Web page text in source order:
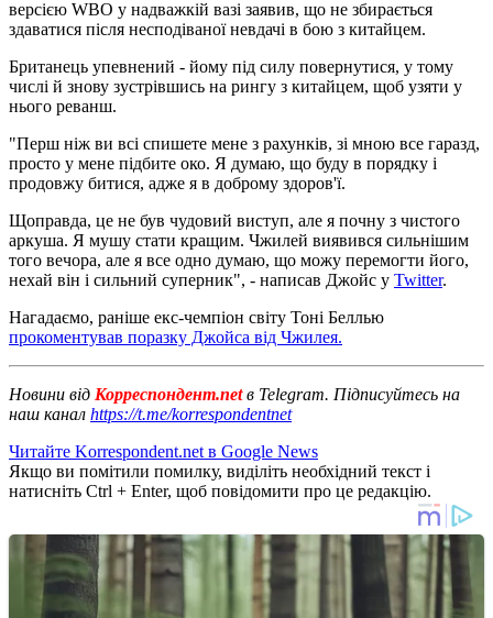
версією WBO у надважкій вазі заявив, що не збирається
здаватися після несподіваної невдачі в бою з китайцем.
Британець упевнений - йому під силу повернутися, у тому
числі й знову зустрівшись на рингу з китайцем, щоб узяти у
нього реванш.
"Перш ніж ви всі спишете мене з рахунків, зі мною все гаразд,
просто у мене підбите око. Я думаю, що буду в порядку і
продовжу битися, адже я в доброму здоров'ї.
Щоправда, це не був чудовий виступ, але я почну з чистого
аркуша. Я мушу стати кращим. Чжилей виявився сильнішим
того вечора, але я все одно думаю, що можу перемогти його,
нехай він і сильний суперник", - написав Джойс у Twitter.
Нагадаємо, раніше екс-чемпіон світу Тоні Беллью
прокоментував поразку Джойса від Чжилея.
Новини від Корреспондент.netв Telegram. Підписуйтесь на
наш канал https://t.me/korrespondentnet
Читайте Korrespondent.net в Google News
Якщо ви помітили помилку, виділіть необхідний текст і
натисніть Ctrl + Enter, щоб повідомити про це редакцію.